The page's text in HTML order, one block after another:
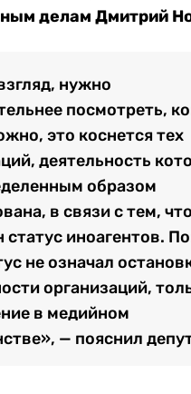
делам Дмитрий
нужно
посмотреть,
это коснется тех
деятельность
образом
в связи с тем,
статус иноагентов.
не означал
организаций,
в медийном
— пояснил